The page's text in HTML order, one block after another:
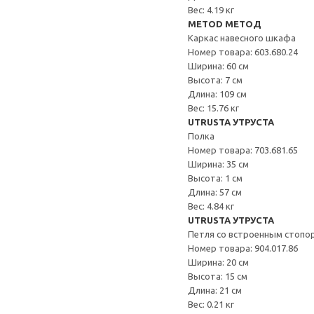
Вес: 4.19 кг
METOD МЕТОД
Каркас навесного шкафа
Номер товара: 603.680.24
Ширина: 60 см
Высота: 7 см
Длина: 109 см
Вес: 15.76 кг
UTRUSTA УТРУСТА
Полка
Номер товара: 703.681.65
Ширина: 35 см
Высота: 1 см
Длина: 57 см
Вес: 4.84 кг
UTRUSTA УТРУСТА
Петля со встроенным
Номер товара: 904.017.86
Ширина: 20 см
Высота: 15 см
Длина: 21 см
Вес: 0.21 кг